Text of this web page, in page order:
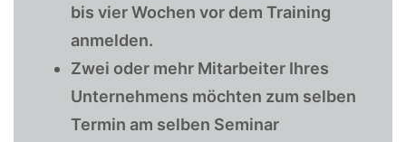
bis vier Wochen vor dem Training
anmelden.
Zwei oder mehr Mitarbeiter Ihres
Unternehmens möchten zum selben
Termin am selben Seminar